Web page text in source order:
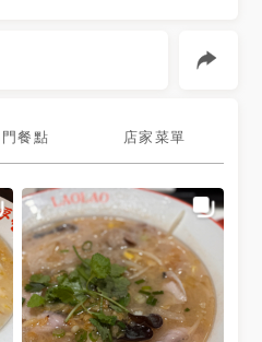
餐點 店家菜單